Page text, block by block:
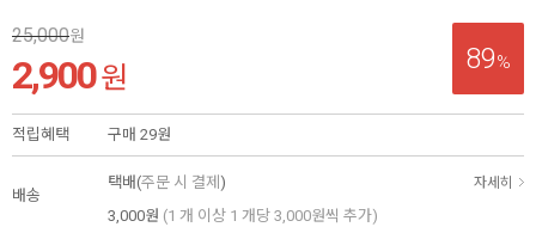
89%
25,000원
2,900원
적립혜택 구매 29원
배송
택배(주문 시 결제 ) 자세히
3,000원 (1 개 이상 1 개당 3,000원씩 추가)